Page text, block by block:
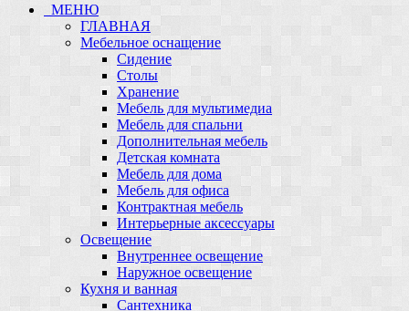
МЕНЮ
ГЛАВНАЯ
Мебельное оснащение
Сидение
Столы
Хранение
Мебель для мультимедиа
Мебель для спальни
Дополнительная мебель
Детская комната
Мебель для дома
Мебель для офиса
Контрактная мебель
Интерьерные аксессуары
Освещение
Внутреннее освещение
Наружное освещение
Кухня и ванная
Сантехника